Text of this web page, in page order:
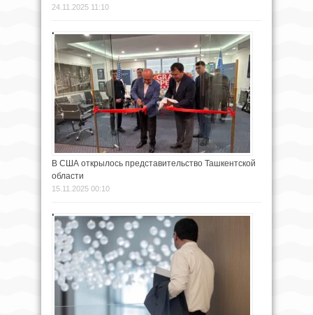
24.11.2025 11:10
В США открылось представительство Ташкентской
области
15.11.2025 00:10